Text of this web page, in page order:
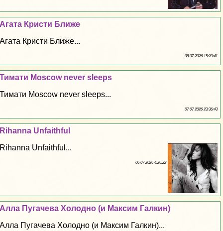
Агата Кристи Ближе
Агата Кристи Ближе...
08 07 2026 15:20:41
Тимати Moscow never sleeps
Тимати Moscow never sleeps...
07 07 2026 23:36:43
Rihanna Unfaithful
Rihanna Unfaithful...
06 07 2026 4:26:22
Алла Пугачева Холодно (и Максим Галкин)
Алла Пугачева Холодно (и Максим Галкин)...